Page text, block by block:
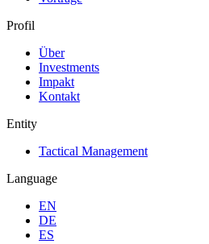
Profil
Über
Investments
Impakt
Kontakt
Entity
Tactical Management
Language
EN
DE
ES